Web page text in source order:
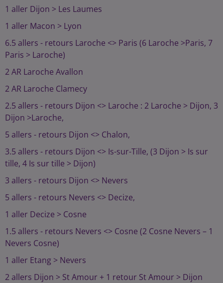
1 aller Dijon > Les Laumes
1 aller Macon > Lyon
6.5 allers - retours Laroche <> Paris (6 Laroche >Paris, 7
Paris > Laroche)
2 AR Laroche Avallon
2 AR Laroche Clamecy
2.5 allers - retours Dijon <> Laroche : 2 Laroche > Dijon, 3
Dijon >Laroche,
5 allers - retours Dijon <> Chalon,
3.5 allers - retours Dijon <> Is-sur-Tille, (3 Dijon > Is sur
tille, 4 Is sur tille > Dijon)
3 allers - retours Dijon <> Nevers
5 allers - retours Nevers <> Decize,
1 aller Decize > Cosne
1.5 allers - retours Nevers <> Cosne (2 Cosne Nevers – 1
Nevers Cosne)
1 aller Etang > Nevers
2 allers Dijon > St Amour + 1 retour St Amour > Dijon